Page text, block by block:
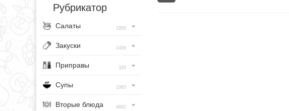
Рубрикатор
Салаты 2955
Закуски 1456
Приправы 320
Супы 1083
Вторые блюда 4682